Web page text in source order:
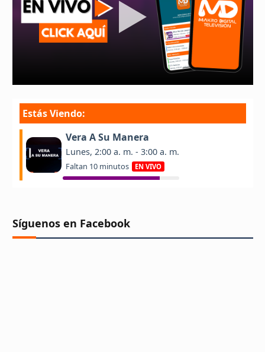
Síguenos en Facebook